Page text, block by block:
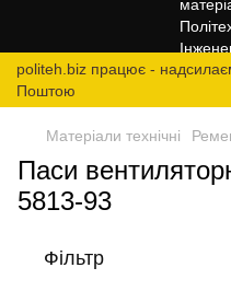
politeh.biz працює -
Поштою
Матеріали технічні
Паси
5813-93
Фільтр